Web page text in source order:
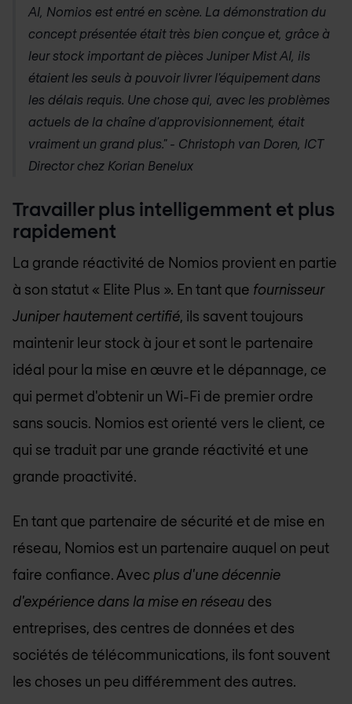
AI, Nomios est entré en scène. La démonstration du
concept présentée était très bien conçue et, grâce à
leur stock important de pièces Juniper Mist AI, ils
étaient les seuls à pouvoir livrer l'équipement dans
les délais requis. Une chose qui, avec les problèmes
actuels de la chaîne d'approvisionnement, était
vraiment un grand plus." - Christoph van Doren, ICT
Director chez Korian Benelux
Travailler plus intelligemment et plus
rapidement
La grande réactivité de Nomios provient en partie
à son statut « Elite Plus ». En tant que fournisseur
Juniper hautement certifié, ils savent toujours
maintenir leur stock à jour et sont le partenaire
idéal pour la mise en œuvre et le dépannage, ce
qui permet d'obtenir un Wi-Fi de premier ordre
sans soucis. Nomios est orienté vers le client, ce
qui se traduit par une grande réactivité et une
grande proactivité.
En tant que partenaire de sécurité et de mise en
réseau, Nomios est un partenaire auquel on peut
faire confiance. Avec plus d'une décennie
d'expérience dans la mise en réseau des
entreprises, des centres de données et des
sociétés de télécommunications, ils font souvent
les choses un peu différemment des autres.